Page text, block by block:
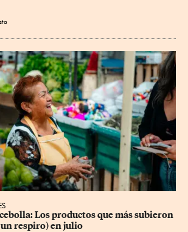
Los productos que más subieron
respiro) en julio